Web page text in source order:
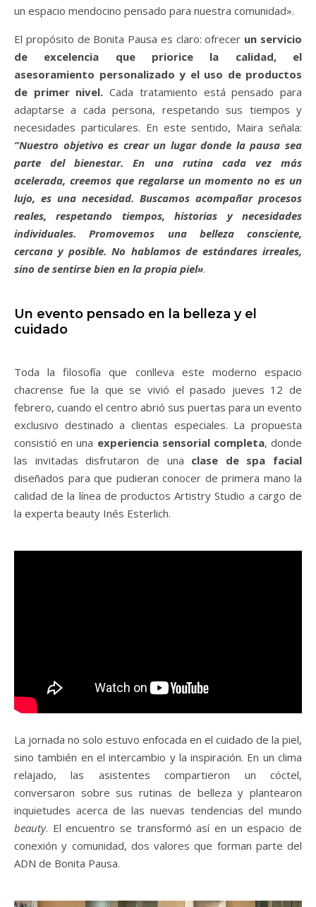
un espacio mendocino pensado para nuestra comunidad».
El propósito de Bonita Pausa es claro: ofrecer un servicio
de excelencia que priorice la calidad, el
asesoramiento personalizado y el uso de productos
de primer nivel. Cada tratamiento está pensado para
adaptarse a cada persona, respetando sus tiempos y
necesidades particulares. En este sentido, Maira señala:
”Nuestro objetivo es crear un lugar donde la pausa sea
parte del bienestar. En una rutina cada vez más
acelerada, creemos que regalarse un momento no es un
lujo, es una necesidad. Buscamos acompañar procesos
reales, respetando tiempos, historias y necesidades
individuales. Promovemos una belleza consciente,
cercana y posible. No hablamos de estándares irreales,
sino de sentirse bien en la propia piel».
Un evento pensado en la belleza y el
cuidado
Toda la filosofía que conlleva este moderno espacio
chacrense fue la que se vivió el pasado jueves 12 de
febrero, cuando el centro abrió sus puertas para un evento
exclusivo destinado a clientas especiales. La propuesta
consistió en una experiencia sensorial completa, donde
las invitadas disfrutaron de una clase de spa facial
diseñados para que pudieran conocer de primera mano la
calidad de la línea de productos Artistry Studio a cargo de
la experta beauty Inés Esterlich.
La jornada no solo estuvo enfocada en el cuidado de la piel,
sino también en el intercambio y la inspiración. En un clima
relajado, las asistentes compartieron un cóctel,
conversaron sobre sus rutinas de belleza y plantearon
inquietudes acerca de las nuevas tendencias del mundo
beauty. El encuentro se transformó así en un espacio de
conexión y comunidad, dos valores que forman parte del
ADN de Bonita Pausa.